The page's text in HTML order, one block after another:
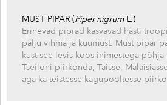
MUST PIPAR (Piper nigrumL.)
Erinevad piprad kasvavad hästi
palju vihma ja kuumust. Must pipar
kust see levis koos inimestega
Tseiloni piirkonda, Taisse,
aga ka teistesse kagupooltesse